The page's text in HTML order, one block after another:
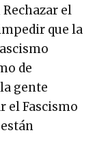
Rechazar el
que la
de
gente
el Fascismo